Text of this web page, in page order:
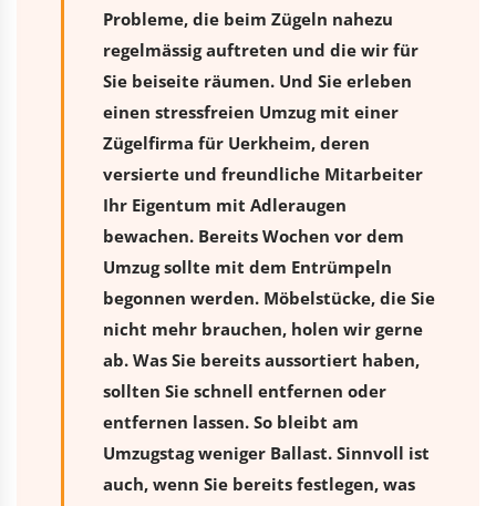
Probleme, die beim Zügeln nahezu
regelmässig auftreten und die wir für
Sie beiseite räumen. Und Sie erleben
einen stressfreien Umzugmit einer
Zügelfirma für Uerkheim, deren
versierte und freundliche Mitarbeiter
Ihr Eigentum mit Adleraugen
bewachen. Bereits Wochen vor dem
Umzug sollte mit dem Entrümpeln
begonnen werden. Möbelstücke, die Sie
nicht mehr brauchen, holen wir gerne
ab. Was Sie bereits aussortiert haben,
sollten Sie schnell entfernen oder
entfernen lassen. So bleibt am
Umzugstag weniger Ballast. Sinnvoll ist
auch, wenn Sie bereits festlegen, was